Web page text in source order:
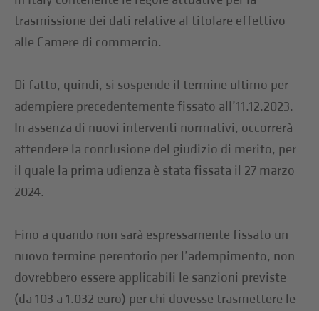
trasmissione dei dati relative al titolare effettivo
alle Camere di commercio.
Di fatto, quindi, si sospende il termine ultimo per
adempiere precedentemente fissato all’11.12.2023.
In assenza di nuovi interventi normativi, occorrerà
attendere la conclusione del giudizio di merito, per
il quale la prima udienza è stata fissata il 27 marzo
2024.
Fino a quando non sarà espressamente fissato un
nuovo termine perentorio per l’adempimento, non
dovrebbero essere applicabili le sanzioni previste
(da 103 a 1.032 euro) per chi dovesse trasmettere le